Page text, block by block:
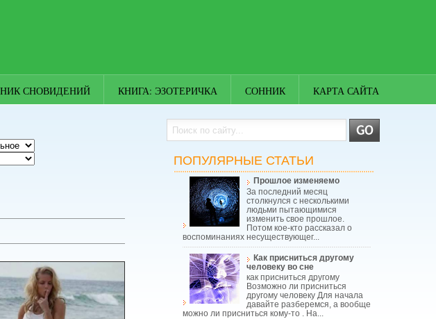
СНОВИДЕНИЙ КНИГА: ЭЗОТЕРИЧКА СОННИК КАРТА САЙТА
ПОПУЛЯРНЫЕ СТАТЬИ
Прошлое изменяемо
За последний месяц
столкнулся с несколькими
людьми пытающимися
изменить свое прошлое.
Потом кое-кто рассказал о
воспоминаниях несуществующег...
Как присниться другому
человеку во сне
как присниться другому
Возможно ли присниться
другому человеку Для начала
давайте разберемся, а вообще
можно ли присниться кому-то . На...